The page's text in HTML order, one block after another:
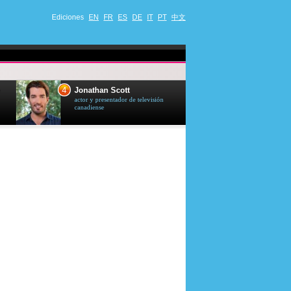
Ediciones EN FR ES DE IT PT 中文
4 Jonathan Scott
actor y presentador de televisión
canadiense